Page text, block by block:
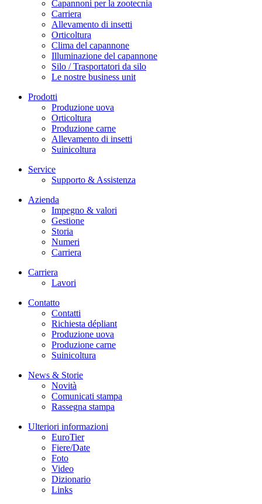
Capannoni per la zootecnia
Carriera
Allevamento di insetti
Orticoltura
Clima del capannone
Illuminazione del capannone
Silo / Trasportatori da silo
Le nostre business unit
Prodotti
Produzione uova
Orticoltura
Produzione carne
Allevamento di insetti
Suinicoltura
Service
Supporto & Assistenza
Azienda
Impegno & valori
Gestione
Storia
Numeri
Carriera
Carriera
Lavori
Contatto
Contatti
Richiesta dépliant
Produzione uova
Produzione carne
Suinicoltura
News & Storie
Novità
Comunicati stampa
Rassegna stampa
Ulteriori informazioni
EuroTier
Fiere/Date
Foto
Video
Dizionario
Links